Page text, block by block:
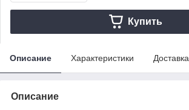
Купить
Описание Характеристики Доставка
Описание